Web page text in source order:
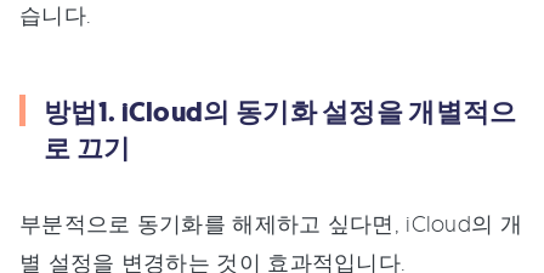
습니다.
방법1. iCloud의 동기화 설정을 개별적으
로 끄기
부분적으로 동기화를 해제하고 싶다면, iCloud의 개
별 설정을 변경하는 것이 효과적입니다.